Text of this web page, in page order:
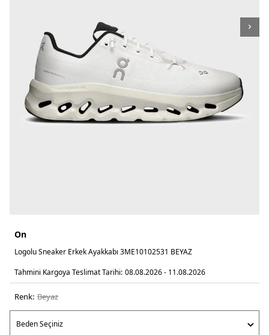
On
Logolu Sneaker Erkek Ayakkabı 3ME10102531 BEYAZ
Tahmini Kargoya Teslimat Tarihi: 08.08.2026 - 11.08.2026
Renk: beyaz